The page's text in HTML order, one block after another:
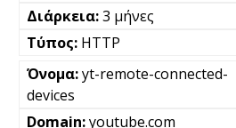
3 μήνες
HTTP
yt-remote-connected-
devices
youtube.com